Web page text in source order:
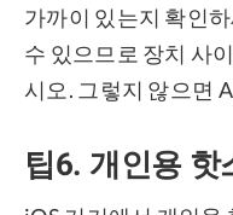
가까이 있는지 확인
수 있으므로 장치 사
시오. 그렇지 않으면
팁6. 개인용 핫